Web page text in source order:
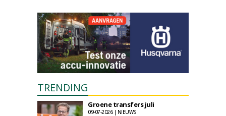
TRENDING
Groene transfers juli
09-07-2026 | NIEUWS